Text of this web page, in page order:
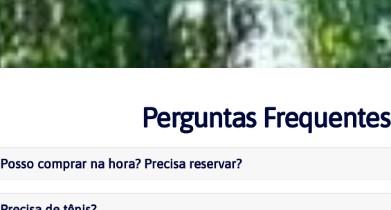
Perguntas Frequentes
Posso comprar na hora? Precisa reservar?